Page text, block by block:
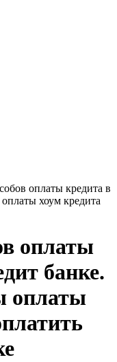
оплаты кредита в
хоум кредита
оплаты
банке.
оплаты